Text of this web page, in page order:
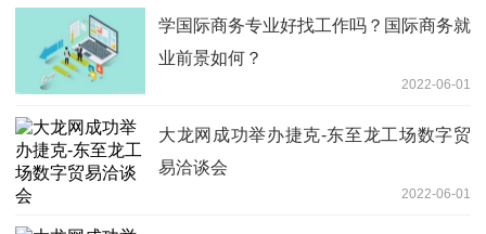
学国际商务专业好找工作吗？国际商务就
业前景如何？
2022-06-01
大龙网成功举办捷克-东至龙工场数字贸
易洽谈会
2022-06-01